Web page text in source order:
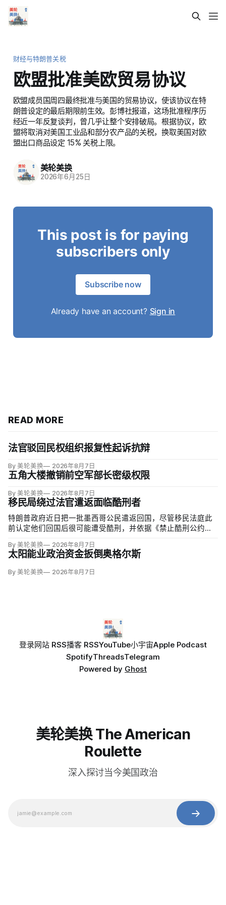
财经与特朗普关税
欧盟批准美欧贸易协议
欧盟成员国周四最终批准与美国的贸易协议，使该协议在特
朗普设定的最后期限前生效。彭博社报道，这场批准程序历
经近一年反复谈判，曾几乎让整个安排破局。根据协议，欧
盟将取消对美国工业品和部分农产品的关税，换取美国对欧
盟出口商品设定 15% 关税上限。
美轮美换
2026年6月25日
This post is for paying
subscribers only
Subscribe now
Already have an account? Sign in
READ MORE
法官驳回民权组织报复性起诉抗辩
By 美轮美换 2026年8月7日
五角大楼撤销前空军部长密级权限
By 美轮美换 2026年8月7日
移民局绕过法官遣返面临酷刑者
特朗普政府近日把一批墨西哥公民遣返回国，尽管移民法庭此
前认定他们回国后很可能遭受酷刑，并依据《禁止酷刑公约》
文图雷拉（David Venturella）凭国务院从墨西哥政府取得的
「不受伤害」外交保证，单方面撤销保护；
By 美轮美换 2026年8月7日
太阳能业政治资金扳倒奥格尔斯
By 美轮美换 2026年8月7日
登录网站 RSS播客 RSSYouTube小宇宙Apple Podcast
SpotifyThreadsTelegram
Powered by Ghost
美轮美换 The American
Roulette
深入探讨当今美国政治